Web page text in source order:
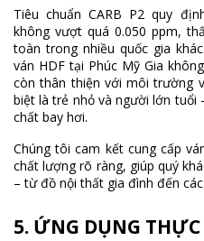
Tiêu chuẩn CARB P2 quy
không vượt quá 0.050 ppm,
toàn trong nhiều quốc gia
ván HDF tại Phúc Mỹ Gia
còn thân thiện với môi trường
biệt là trẻ nhỏ và người lớn tuổi
chất bay hơi.
Chúng tôi cam kết cung cấp
chất lượng rõ ràng, giúp quý
– từ đồ nội thất gia đình đến
5. ỨNG DỤNG THỰC